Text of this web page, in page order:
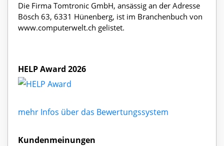
Die Firma Tomtronic GmbH, ansässig an der Adresse
Bösch 63, 6331 Hünenberg, ist im Branchenbuch von
www.computerwelt.ch gelistet.
HELP Award 2026
mehr Infos über das Bewertungssystem
Kundenmeinungen